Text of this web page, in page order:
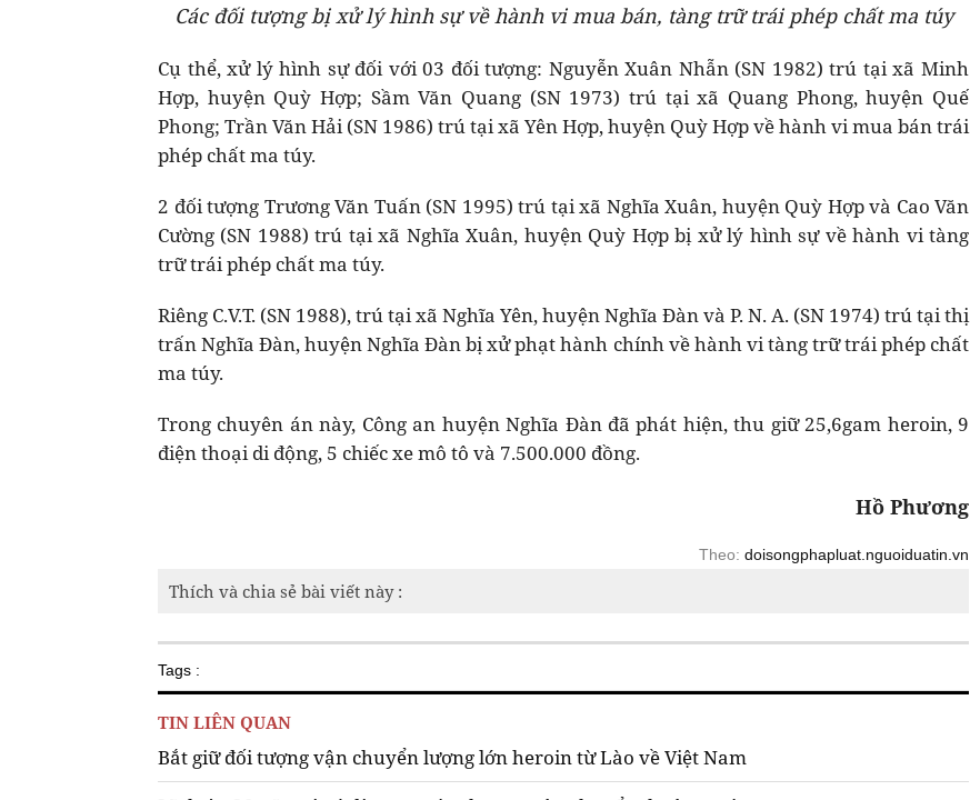
Các đối tượng bị xử lý hình sự về hành vi mua bán, tàng trữ trái phép chất ma túy
Cụ thể, xử lý hình sự đối với 03 đối tượng: Nguyễn Xuân Nhẫn (SN 1982) trú tại xã Minh
Hợp, huyện Quỳ Hợp; Sầm Văn Quang (SN 1973) trú tại xã Quang Phong, huyện Quế
Phong; Trần Văn Hải (SN 1986) trú tại xã Yên Hợp, huyện Quỳ Hợp về hành vi mua bán trái
phép chất ma túy.
2 đối tượng Trương Văn Tuấn (SN 1995) trú tại xã Nghĩa Xuân, huyện Quỳ Hợp và Cao Văn
Cường (SN 1988) trú tại xã Nghĩa Xuân, huyện Quỳ Hợp bị xử lý hình sự về hành vi tàng
trữ trái phép chất ma túy.
Riêng C.V.T. (SN 1988), trú tại xã Nghĩa Yên, huyện Nghĩa Đàn và P. N. A. (SN 1974) trú tại thị
trấn Nghĩa Đàn, huyện Nghĩa Đàn bị xử phạt hành chính về hành vi tàng trữ trái phép chất
ma túy.
Trong chuyên án này, Công an huyện Nghĩa Đàn đã phát hiện, thu giữ 25,6gam heroin, 9
điện thoại di động, 5 chiếc xe mô tô và 7.500.000 đồng.
Hồ Phương
Theo: doisongphapluat.nguoiduatin.vn
Thích và chia sẻ bài viết này :
Tags :
TIN LIÊN QUAN
Bắt giữ đối tượng vận chuyển lượng lớn heroin từ Lào về Việt Nam